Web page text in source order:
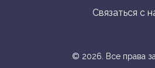
Связаться с
© 2026. Все права